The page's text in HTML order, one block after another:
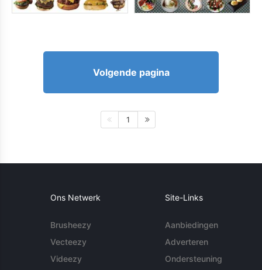
Volgende pagina
1
Ons Netwerk
Brusheezy
Vecteezy
Videezy
Site-Links
Aanbiedingen
Adverteren
Ondersteuning